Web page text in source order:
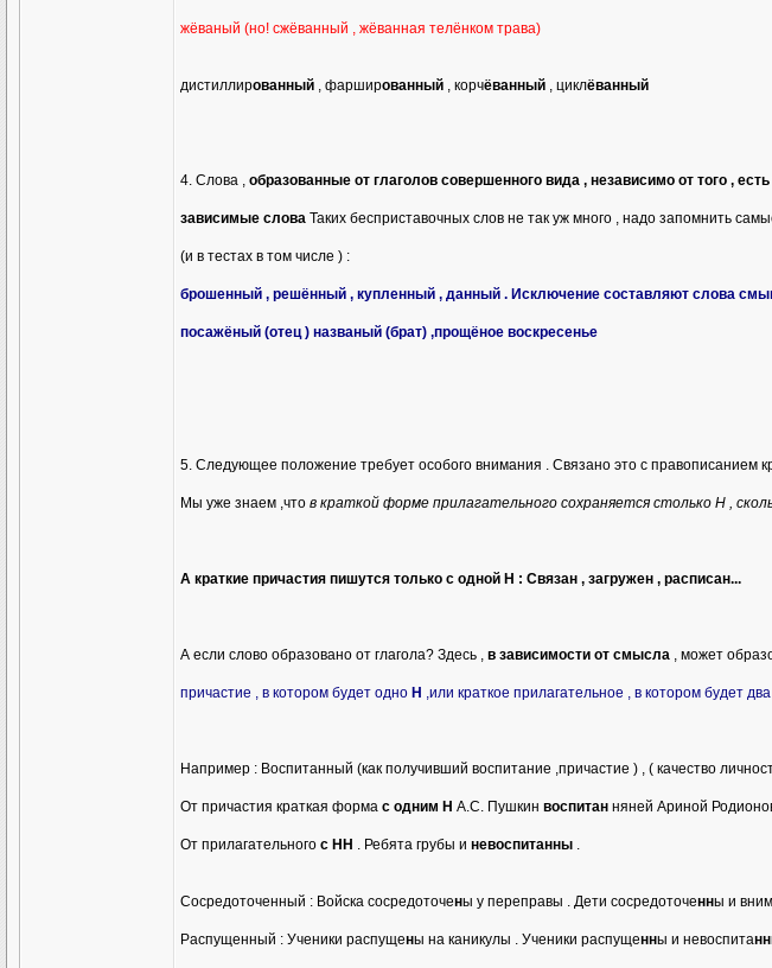
жёваный (но! сжёванный , жёванная телёнком трава)
дистиллированный , фаршированный , корчёванный , циклёванный
4. Слова , образованные от глаголов совершенного вида , независимо от того ,
зависимые слова Таких бесприставочных слов не так уж много , надо запомнить
(и в тестах в том числе ) :
брошенный , решённый , купленный , данный . Исключение составляют слова
посажёный (отец ) названый (брат) ,прощёное воскресенье
5. Следующее положение требует особого внимания . Связано это с правописанием
Мы уже знаем ,что в краткой форме прилагательного сохраняется столько Н ,
А краткие причастия пишутся только с одной Н : Связан , загружен , расписан...
А если слово образовано от глагола? Здесь , в зависимости от смысла , может
причастие , в котором будет одно Н ,или краткое прилагательное , в котором будет два
Например : Воспитанный (как получивший воспитание ,причастие ) , ( качество
От причастия краткая форма с одним Н А.С. Пушкин воспитан няней Ариной
От прилагательного с НН . Ребята грубы и невоспитанны .
Сосредоточенный : Войска сосредоточены у переправы . Дети сосредоточенны и
Распущенный : Ученики распущены на каникулы . Ученики распущенны и невоспитанн